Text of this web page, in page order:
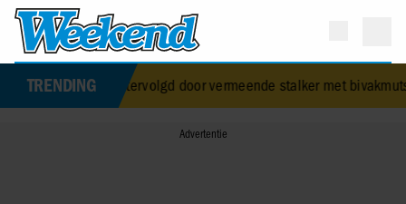
TRENDING
Andrew werd achtervolgd door vermeende stalker met bivakmuts